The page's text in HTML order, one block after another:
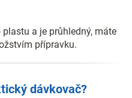
a je průhledný, máte
přípravku.
dávkovač?